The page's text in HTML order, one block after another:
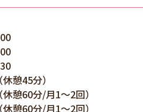
憩45分）
憩60分/月1～2回）
憩60分/月1～2回）